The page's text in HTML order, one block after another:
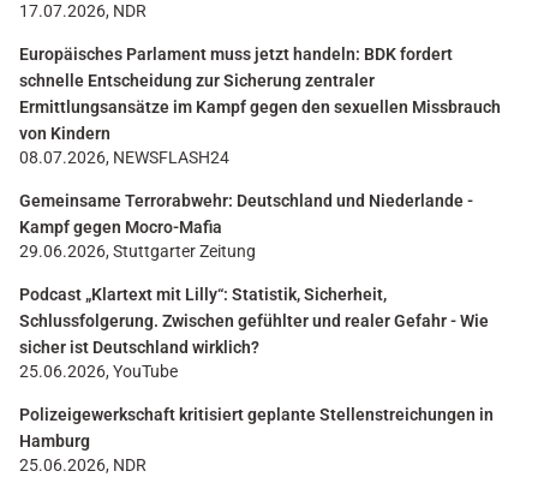
17.07.2026, NDR
Europäisches Parlament muss jetzt handeln: BDK fordert
schnelle Entscheidung zur Sicherung zentraler
Ermittlungsansätze im Kampf gegen den sexuellen Missbrauch
von Kindern
08.07.2026, NEWSFLASH24
Gemeinsame Terrorabwehr: Deutschland und Niederlande -
Kampf gegen Mocro-Mafia
29.06.2026, Stuttgarter Zeitung
Podcast „Klartext mit Lilly“: Statistik, Sicherheit,
Schlussfolgerung. Zwischen gefühlter und realer Gefahr - Wie
sicher ist Deutschland wirklich?
25.06.2026, YouTube
Polizeigewerkschaft kritisiert geplante Stellenstreichungen in
Hamburg
25.06.2026, NDR